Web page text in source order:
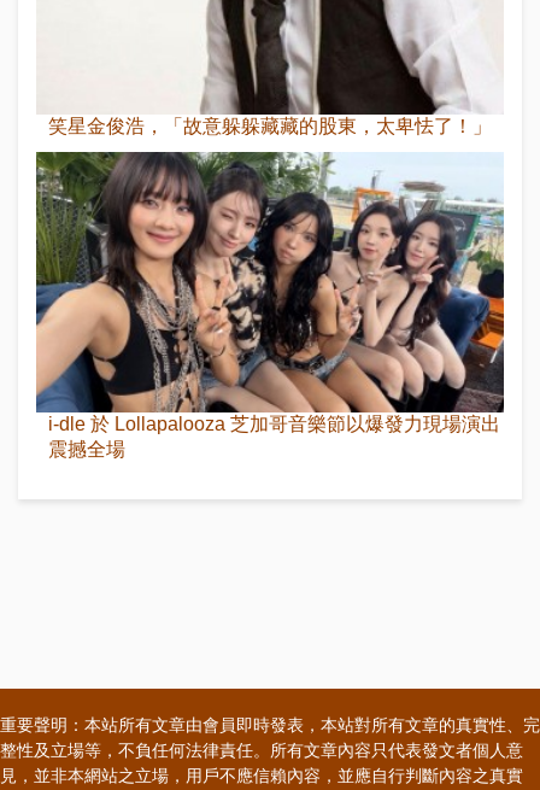
笑星金俊浩，「故意躲躲藏藏的股東，太卑怯了！」
i-dle 於 Lollapalooza 芝加哥音樂節以爆發力現場演出
震撼全場
重要聲明：本站所有文章由會員即時發表，本站對所有文章的真實性、完
整性及立場等，不負任何法律責任。所有文章內容只代表發文者個人意
見，並非本網站之立場，用戶不應信賴內容，並應自行判斷內容之真實